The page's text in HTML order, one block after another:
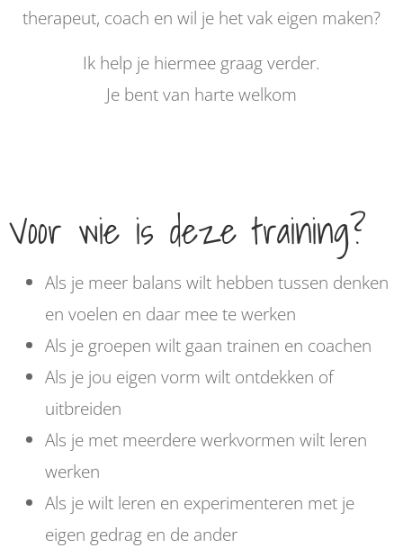
therapeut, coach en wil je het vak eigen maken?
Ik help je hiermee graag verder.
Je bent van harte welkom
Voor wie is deze training?
Als je meer balans wilt hebben tussen denken
en voelen en daar mee te werken
Als je groepen wilt gaan trainen en coachen
Als je jou eigen vorm wilt ontdekken of
uitbreiden
Als je met meerdere werkvormen wilt leren
werken
Als je wilt leren en experimenteren met je
eigen gedrag en de ander